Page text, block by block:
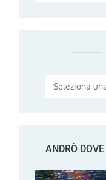
Categorie
ANDRÒ